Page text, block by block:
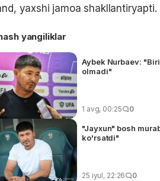
yaxshi jamoa
yangiliklar
Aybek Nurbaev:
olmadi"
1 avg, 00:25 0
"Jayxun" bosh
ko'rsatdi"
25 iyul, 22:26 0